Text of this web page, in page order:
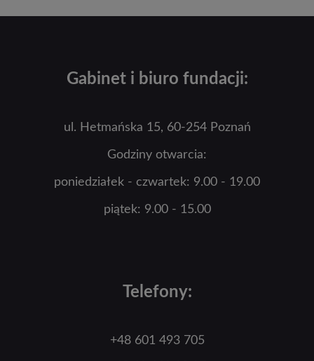
Gabinet i biuro fundacji:
ul. Hetmańska 15, 60-254 Poznań
Godziny otwarcia:
poniedziałek - czwartek: 9.00 - 19.00
piątek: 9.00 - 15.00
Telefony:
+48 601 493 705